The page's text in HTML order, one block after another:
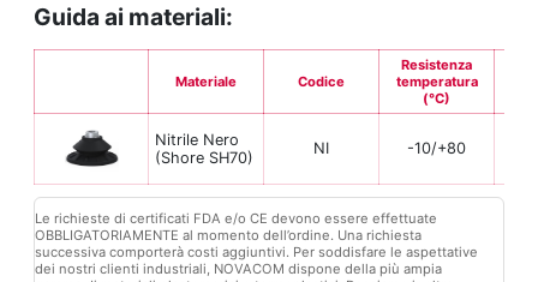
Guida ai materiali:
Materiale Codice
Resistenza
temperatura
(°C)
Nitrile Nero
(Shore SH70)
NI -10/+80
Le richieste di certificati FDA e/o CE devono essere effettuate
OBBLIGATORIAMENTE al momento dell’ordine. Una richiesta
successiva comporterà costi aggiuntivi. Per soddisfare le aspettative
dei nostri clienti industriali, NOVACOM dispone della più ampia